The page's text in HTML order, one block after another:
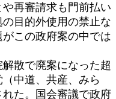
再審請求も門前払い
目的外使用の禁止な
この政府案の中では
散で廃案になった超
中道、共産、みら
た。国会審議で政府